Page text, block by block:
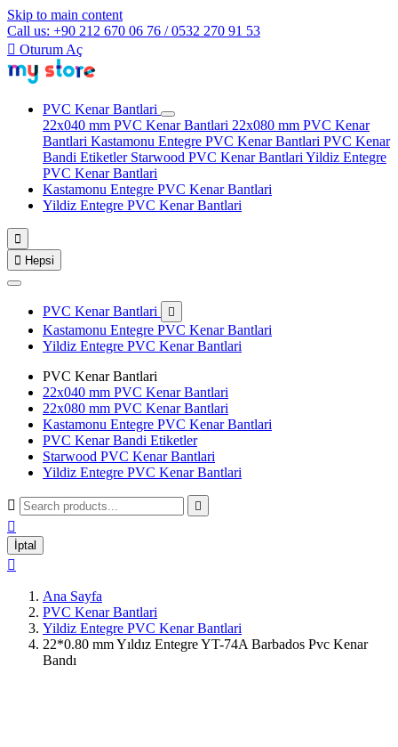
Skip to main content
Call us: +90 212 670 06 76 / 0532 270 91 53
 Oturum Aç
PVC Kenar Bantlari
22x040 mm PVC Kenar Bantlari 22x080 mm PVC Kenar
Bantlari Kastamonu Entegre PVC Kenar Bantlari PVC Kenar
Bandi Etiketler Starwood PVC Kenar Bantlari Yildiz Entegre
PVC Kenar Bantlari
Kastamonu Entegre PVC Kenar Bantlari
Yildiz Entegre PVC Kenar Bantlari

 Hepsi
PVC Kenar Bantlari 
Kastamonu Entegre PVC Kenar Bantlari
Yildiz Entegre PVC Kenar Bantlari
PVC Kenar Bantlari
22x040 mm PVC Kenar Bantlari
22x080 mm PVC Kenar Bantlari
Kastamonu Entegre PVC Kenar Bantlari
PVC Kenar Bandi Etiketler
Starwood PVC Kenar Bantlari
Yildiz Entegre PVC Kenar Bantlari
 

İptal

Ana Sayfa
PVC Kenar Bantlari
Yildiz Entegre PVC Kenar Bantlari
22*0.80 mm Yıldız Entegre YT-74A Barbados Pvc Kenar
Bandı